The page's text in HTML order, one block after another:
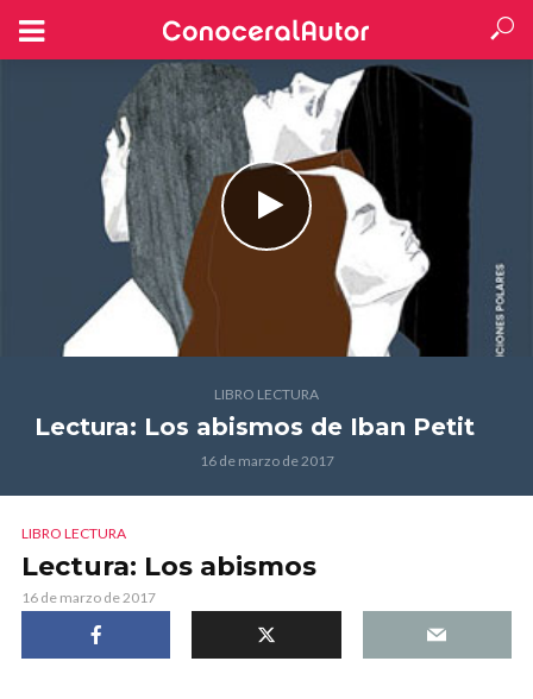
LIBRO LECTURA
Lectura: Los abismos de Iban Petit
16 de marzo de 2017
LIBRO LECTURA
Lectura: Los abismos
16 de marzo de 2017